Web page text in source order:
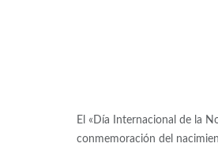
El «Día Internacional de la
conmemoración del